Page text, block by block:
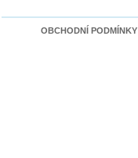
OBCHODNÍ PODMÍNKY